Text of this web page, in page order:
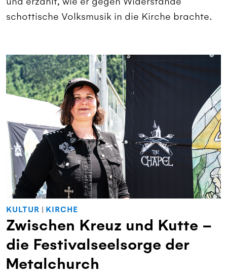
schottische Volksmusik in die Kirche brachte.
KULTUR | KIRCHE
Zwischen Kreuz und Kutte –
die Festivalseelsorge der
Metalchurch